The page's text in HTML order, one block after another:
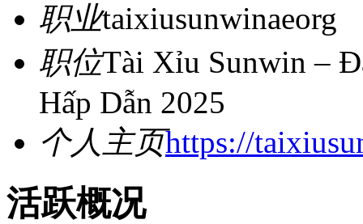
职业taixiusunwinaeorg
职位Tài Xỉu Sunwin –
Hấp Dẫn 2025
个人主页https://
活跃概况